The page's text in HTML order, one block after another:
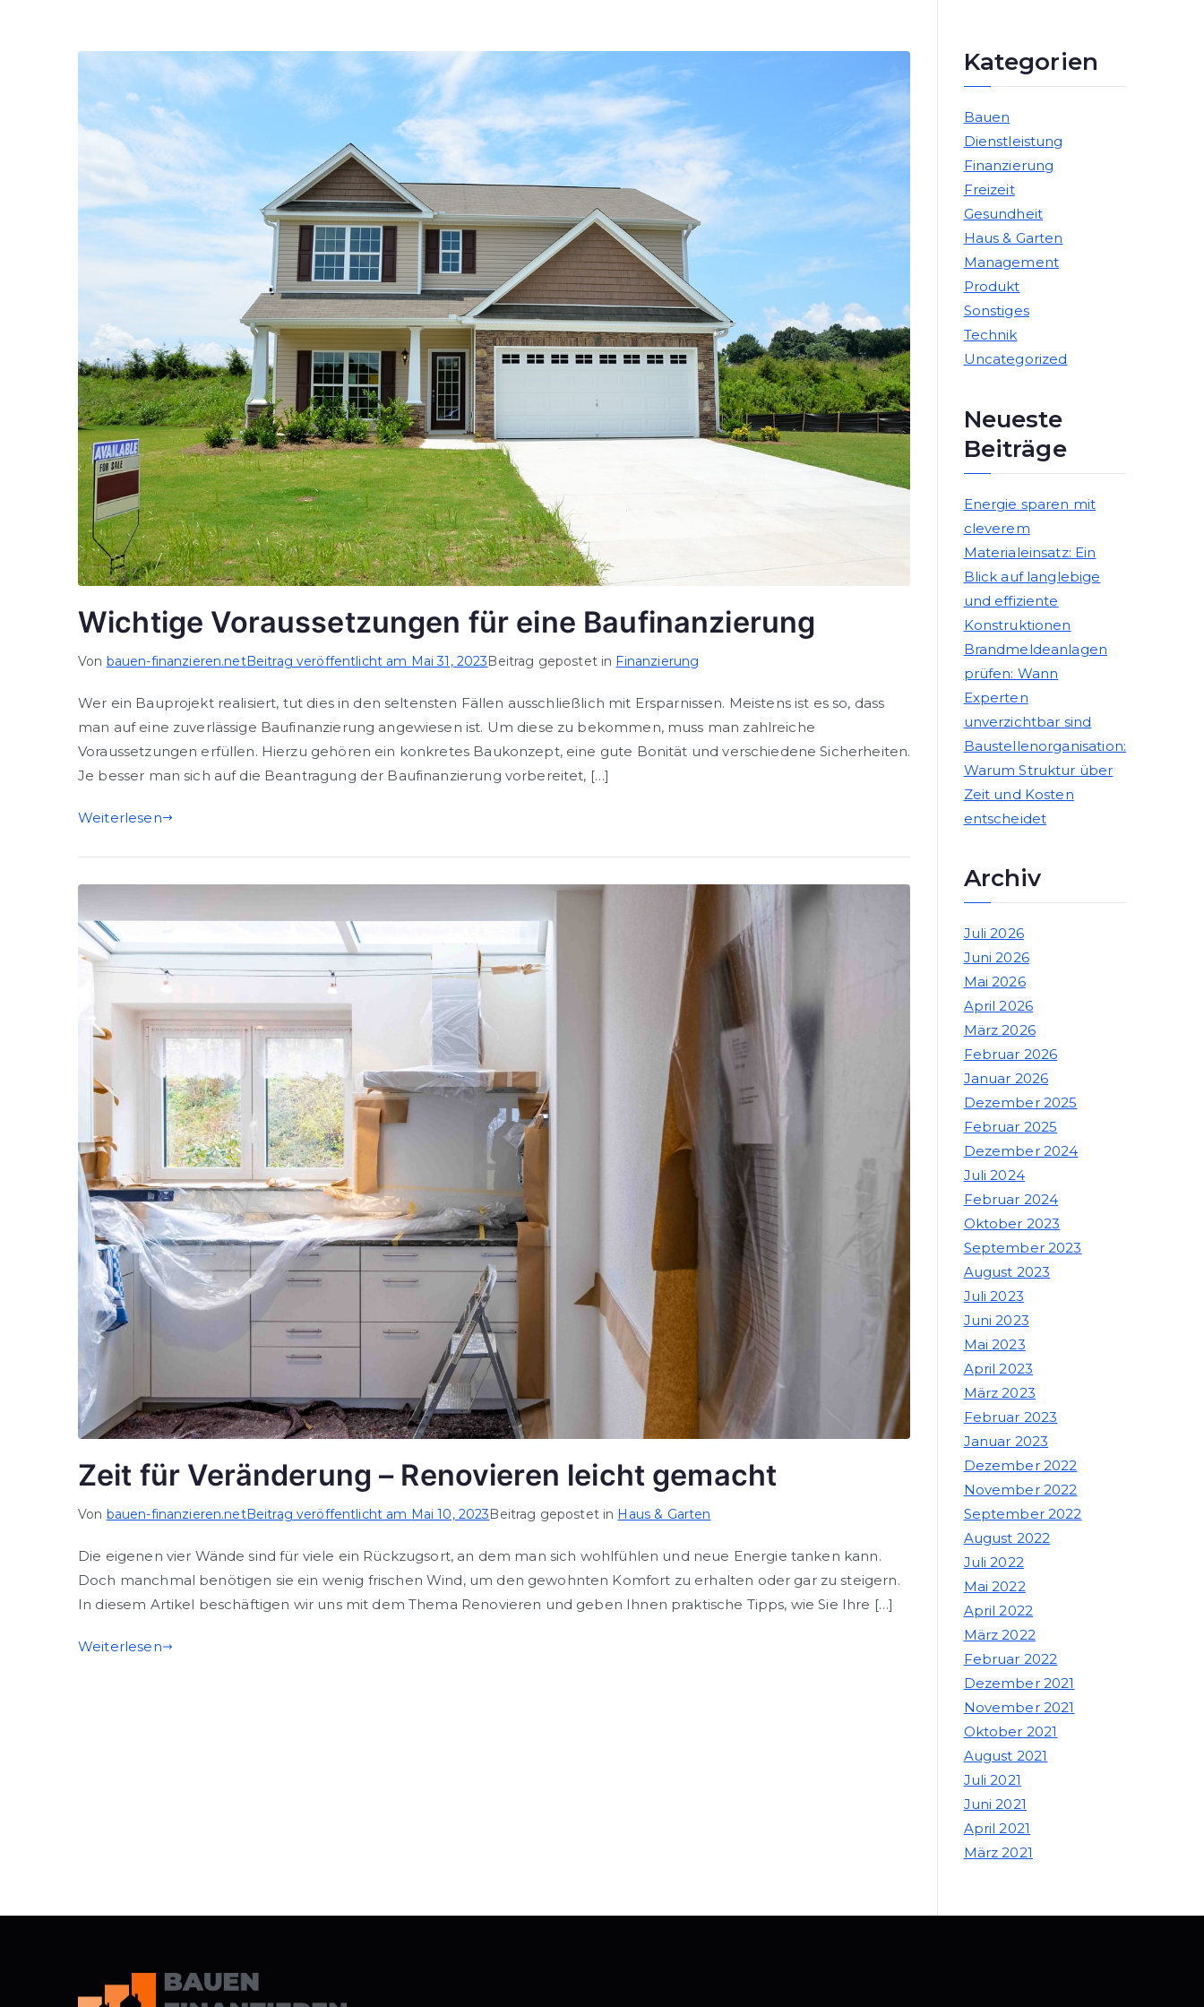
Wichtige Voraussetzungen für eine Baufinanzierung
Von bauen-finanzieren.netBeitrag veröffentlicht am Mai 31, 2023Beitrag gepostet in Finanzierung
Wer ein Bauprojekt realisiert, tut dies in den seltensten Fällen ausschließlich mit Ersparnissen. Meistens ist es so, dass
man auf eine zuverlässige Baufinanzierung angewiesen ist. Um diese zu bekommen, muss man zahlreiche
Voraussetzungen erfüllen. Hierzu gehören ein konkretes Baukonzept, eine gute Bonität und verschiedene Sicherheiten.
Je besser man sich auf die Beantragung der Baufinanzierung vorbereitet, […]
Weiterlesen
Zeit für Veränderung – Renovieren leicht gemacht
Von bauen-finanzieren.netBeitrag veröffentlicht am Mai 10, 2023 Beitrag gepostet in Haus & Garten
Die eigenen vier Wände sind für viele ein Rückzugsort, an dem man sich wohlfühlen und neue Energie tanken kann.
Doch manchmal benötigen sie ein wenig frischen Wind, um den gewohnten Komfort zu erhalten oder gar zu steigern.
In diesem Artikel beschäftigen wir uns mit dem Thema Renovieren und geben Ihnen praktische Tipps, wie Sie Ihre […]
Weiterlesen
Kategorien
Bauen
Dienstleistung
Finanzierung
Freizeit
Gesundheit
Haus & Garten
Management
Produkt
Sonstiges
Technik
Uncategorized
Neueste
Beiträge
Energie sparen mit
cleverem
Materialeinsatz: Ein
Blick auf langlebige
und effiziente
Konstruktionen
Brandmeldeanlagen
prüfen: Wann
Experten
unverzichtbar sind
Baustellenorganisation:
Warum Struktur über
Zeit und Kosten
entscheidet
Archiv
Juli 2026
Juni 2026
Mai 2026
April 2026
März 2026
Februar 2026
Januar 2026
Dezember 2025
Februar 2025
Dezember 2024
Juli 2024
Februar 2024
Oktober 2023
September 2023
August 2023
Juli 2023
Juni 2023
Mai 2023
April 2023
März 2023
Februar 2023
Januar 2023
Dezember 2022
November 2022
September 2022
August 2022
Juli 2022
Mai 2022
April 2022
März 2022
Februar 2022
Dezember 2021
November 2021
Oktober 2021
August 2021
Juli 2021
Juni 2021
April 2021
März 2021